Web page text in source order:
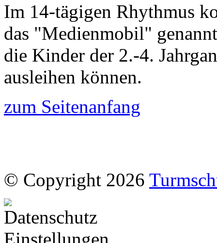
Im 14-tägigen Rhythmus
das "Medienmobil"
die Kinder der 2.-4.
ausleihen können.
zum Seitenanfang
© Copyright 2026